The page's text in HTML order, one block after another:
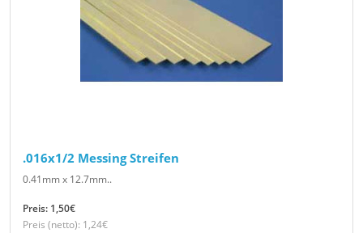
.016x1/2 Messing Streifen
0.41mm x 12.7mm..
Preis: 1,50€
Preis (netto): 1,24€